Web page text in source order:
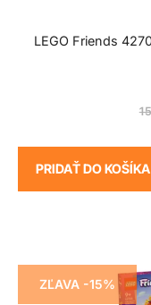
LEGO Friends
PRIDAŤ DO KOŠÍKA
ZĽAVA -15%